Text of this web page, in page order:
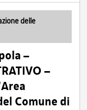
delle
–
–
Comune di